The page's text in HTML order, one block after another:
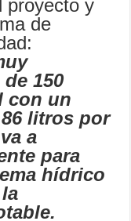
proyecto y
de
150
con un
litros por
a
para
hídrico